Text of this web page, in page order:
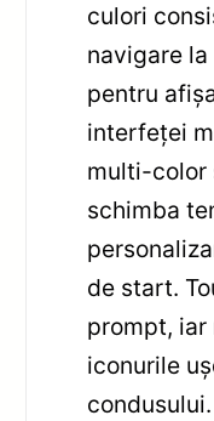
culori
navigare
pentru
interfeței
multi-color
schimba
de start.
prompt,
iconurile
condusului.